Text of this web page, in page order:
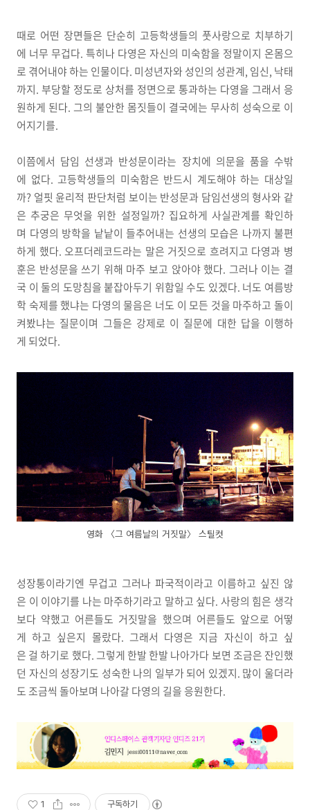
때로 어떤 장면들은 단순히 고등학생들의 풋사랑으로 치부하기
에 너무 무겁다. 특히나 다영은 자신의 미숙함을 정말이지 온몸으
로 겪어내야 하는 인물이다. 미성년자와 성인의 성관계, 임신, 낙태
까지. 부당할 정도로 상처를 정면으로 통과하는 다영을 그래서 응
원하게 된다. 그의 불안한 몸짓들이 결국에는 무사히 성숙으로 이
어지기를.
이쯤에서 담임 선생과 반성문이라는 장치에 의문을 품을 수밖
에 없다. 고등학생들의 미숙함은 반드시 계도해야 하는 대상일
까? 얼핏 윤리적 판단처럼 보이는 반성문과 담임선생의 형사와 같
은 추궁은 무엇을 위한 설정일까? 집요하게 사실관계를 확인하
며 다영의 방학을 낱낱이 들추어내는 선생의 모습은 나까지 불편
하게 했다. 오프더레코드라는 말은 거짓으로 흐려지고 다영과 병
훈은 반성문을 쓰기 위해 마주 보고 앉아야 했다. 그러나 이는 결
국 이 둘의 도망침을 붙잡아두기 위함일 수도 있겠다. 너도 여름방
학 숙제를 했냐는 다영의 물음은 너도 이 모든 것을 마주하고 돌이
켜봤냐는 질문이며 그들은 강제로 이 질문에 대한 답을 이행하
게 되었다.
영화 〈그 여름날의 거짓말〉 스틸컷
성장통이라기엔 무겁고 그러나 파국적이라고 이름하고 싶진 않
은 이 이야기를 나는 마주하기라고 말하고 싶다. 사랑의 힘은 생각
보다 약했고 어른들도 거짓말을 했으며 어른들도 앞으로 어떻
게 하고 싶은지 몰랐다. 그래서 다영은 지금 자신이 하고 싶
은 걸 하기로 했다. 그렇게 한발 한발 나아가다 보면 조금은 잔인했
던 자신의 성장기도 성숙한 나의 일부가 되어 있겠지. 많이 울더라
도 조금씩 돌아보며 나아갈 다영의 길을 응원한다.
1 구독하기